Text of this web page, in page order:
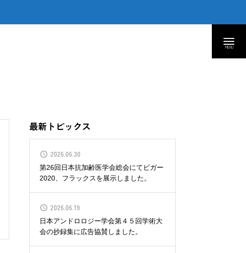
最新トピックス
2026.06.30
第26回日本抗加齢医学会総会にてビガー
2020、フラックスを展示しました。
2026.06.19
日本アンドロロジー学会第４５回学術大
会の抄録集に広告協賛しました。